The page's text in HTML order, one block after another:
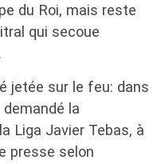
du Roi, mais reste
qui secoue
jetée sur le feu: dans
la
Liga Javier Tebas, à
presse selon